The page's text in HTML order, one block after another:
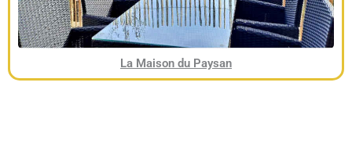
La Maison du Paysan